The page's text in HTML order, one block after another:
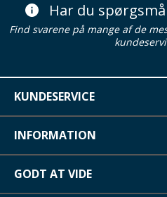
Har du
Find svarene på mange af de
KUNDESERVICE
INFORMATION
GODT AT VIDE